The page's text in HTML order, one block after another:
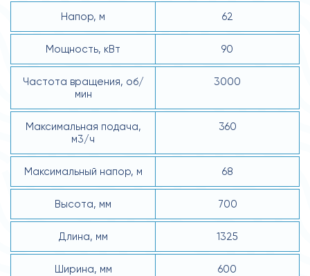
Напор, м 62
Мощность, кВт 90
Частота вращения, об/
мин
3000
Максимальная подача,
м3/ч
360
Максимальный напор, м 68
Высота, мм 700
Длина, мм 1325
Ширина, мм 600